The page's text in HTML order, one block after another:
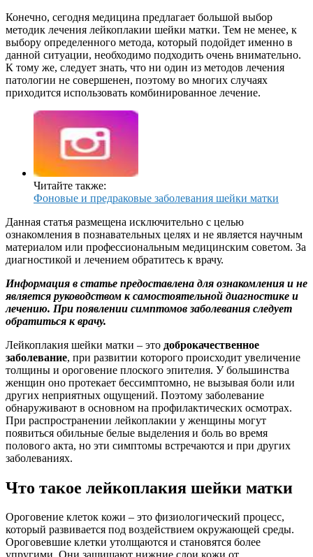
Конечно, сегодня медицина предлагает большой выбор
методик лечения лейкоплакии шейки матки. Тем не менее, к
выбору определенного метода, который подойдет именно в
данной ситуации, необходимо подходить очень внимательно.
К тому же, следует знать, что ни один из методов лечения
патологии не совершенен, поэтому во многих случаях
приходится использовать комбинированное лечение.
Читайте также:
Фоновые и предраковые заболевания шейки матки
Данная статья размещена исключительно с целью
ознакомления в познавательных целях и не является научным
материалом или профессиональным медицинским советом. За
диагностикой и лечением обратитесь к врачу.
Информация в статье предоставлена для ознакомления и не
является руководством к самостоятельной диагностике и
лечению. При появлении симптомов заболевания следует
обратиться к врачу.
Лейкоплакия шейки матки – это доброкачественное
заболевание, при развитии которого происходит увеличение
толщины и ороговение плоского эпителия. У большинства
женщин оно протекает бессимптомно, не вызывая боли или
других неприятных ощущений. Поэтому заболевание
обнаруживают в основном на профилактических осмотрах.
При распространении лейкоплакии у женщины могут
появиться обильные белые выделения и боль во время
полового акта, но эти симптомы встречаются и при других
заболеваниях.
Что такое лейкоплакия шейки матки
Ороговение клеток кожи – это физиологический процесс,
который развивается под воздействием окружающей среды.
Ороговевшие клетки утолщаются и становятся более